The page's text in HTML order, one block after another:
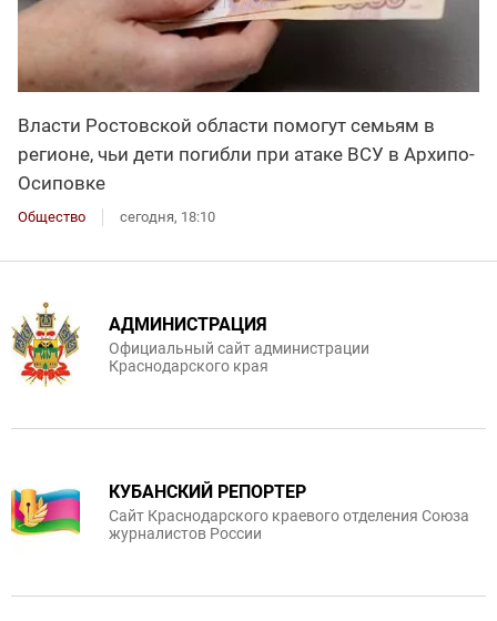
Власти Ростовской области помогут семьям в
регионе, чьи дети погибли при атаке ВСУ в Архипо-
Осиповке
Общество сегодня, 18:10
АДМИНИСТРАЦИЯ
Официальный сайт администрации
Краснодарского края
КУБАНСКИЙ РЕПОРТЕР
Сайт Краснодарского краевого отделения Союза
журналистов России